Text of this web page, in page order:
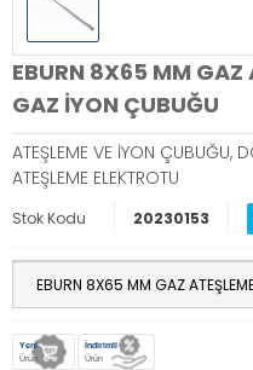
EBURN 8X65 MM GAZ
GAZ İYON ÇUBUĞU
ATEŞLEME VE İYON ÇUBUĞU,
ATEŞLEME ELEKTROTU
Stok Kodu 20230153
Yeni
Ürün
İndirimli
Ürün